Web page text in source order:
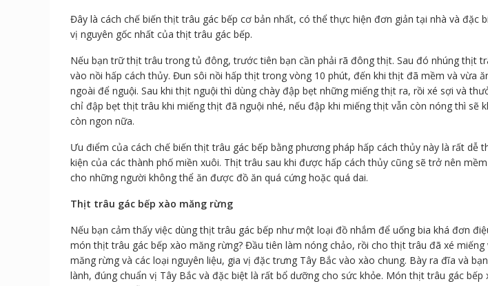
Đây là cách chế biến thịt trâu gác bếp cơ bản nhất, có thể thực hiện đơn giản tại nhà và đặc
vị nguyên gốc nhất của thịt trâu gác bếp.
Nếu bạn trữ thịt trâu trong tủ đông, trước tiên bạn cần phải rã đông thịt. Sau đó nhúng thịt
vào nồi hấp cách thủy. Đun sôi nồi hấp thịt trong vòng 10 phút, đến khi thịt đã mềm và vừa
ngoài để nguội. Sau khi thịt nguội thì dùng chày đập bẹt những miếng thịt ra, rồi xé sợi và
chỉ đập bẹt thịt trâu khi miếng thịt đã nguội nhé, nếu đập khi miếng thịt vẫn còn nóng thì sẽ
còn ngon nữa.
Ưu điểm của cách chế biến thịt trâu gác bếp bằng phương pháp hấp cách thủy này là rất dễ
kiện của các thành phố miền xuôi. Thịt trâu sau khi được hấp cách thủy cũng sẽ trở nên
cho những người không thể ăn được đồ ăn quá cứng hoặc quá dai.
Thịt trâu gác bếp xào măng rừng
Nếu bạn cảm thấy việc dùng thịt trâu gác bếp như một loại đồ nhắm để uống bia khá đơn
món thịt trâu gác bếp xào măng rừng? Đầu tiên làm nóng chảo, rồi cho thịt trâu đã xé
măng rừng và các loại nguyên liệu, gia vị đặc trưng Tây Bắc vào xào chung. Bày ra đĩa và
lành, đúng chuẩn vị Tây Bắc và đặc biệt là rất bổ dưỡng cho sức khỏe. Món thịt trâu gác bếp